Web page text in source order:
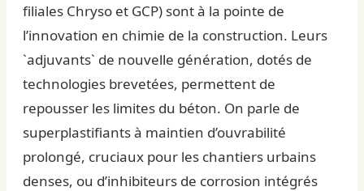
filiales Chryso et GCP) sont à la pointe de
l’innovation en chimie de la construction. Leurs
`adjuvants` de nouvelle génération, dotés de
technologies brevetées, permettent de
repousser les limites du béton. On parle de
superplastifiants à maintien d’ouvrabilité
prolongé, cruciaux pour les chantiers urbains
denses, ou d’inhibiteurs de corrosion intégrés